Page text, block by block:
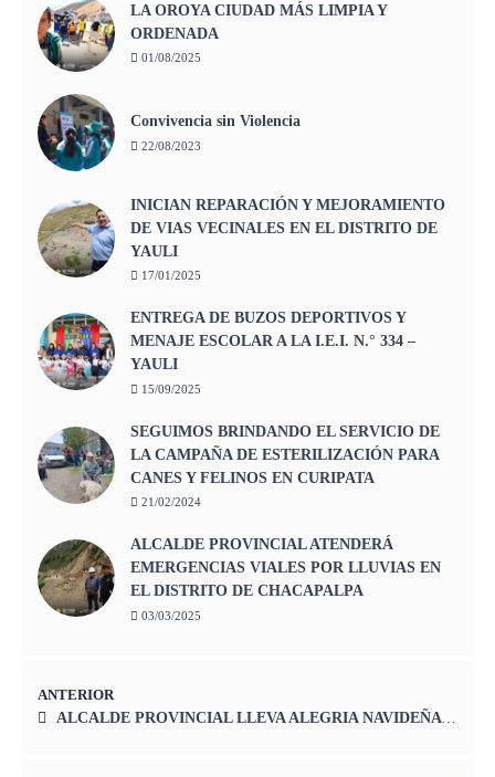
LA OROYA CIUDAD MÁS LIMPIA Y
ORDENADA
01/08/2025
Convivencia sin Violencia
22/08/2023
INICIAN REPARACIÓN Y MEJORAMIENTO
DE VIAS VECINALES EN EL DISTRITO DE
YAULI
17/01/2025
ENTREGA DE BUZOS DEPORTIVOS Y
MENAJE ESCOLAR A LA I.E.I. N.° 334 –
YAULI
15/09/2025
SEGUIMOS BRINDANDO EL SERVICIO DE
LA CAMPAÑA DE ESTERILIZACIÓN PARA
CANES Y FELINOS EN CURIPATA
21/02/2024
ALCALDE PROVINCIAL ATENDERÁ
EMERGENCIAS VIALES POR LLUVIAS EN
EL DISTRITO DE CHACAPALPA
03/03/2025
ANTERIOR
ALCALDE PROVINCIAL LLEVA ALEGRIA NAVIDEÑA A LOS NIÑOS DE MARCAPOMACOCHA